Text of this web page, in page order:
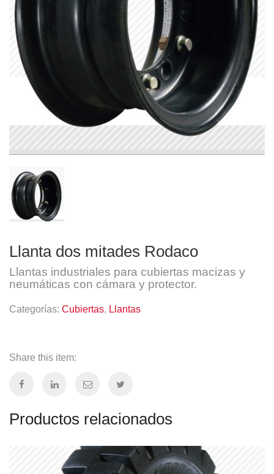
Llanta dos mitades Rodaco
Llantas industriales para cubiertas macizas y
neumáticas con cámara y protector.
Categorías: Cubiertas, Llantas
Share this item:
Productos relacionados